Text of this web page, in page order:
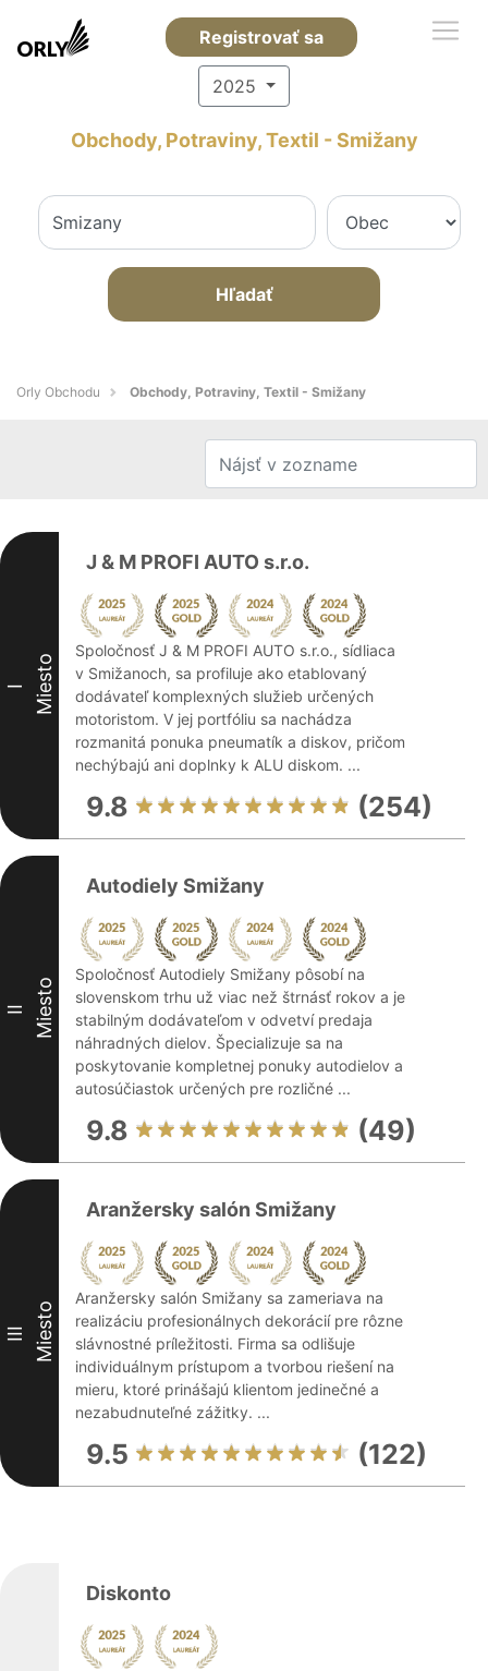
Registrovať sa
2025
Obchody, Potraviny, Textil - Smižany
Hľadať
Orly Obchodu Obchody, Potraviny, Textil - Smižany
I Miesto
J & M PROFI AUTO s.r.o.
Spoločnosť J & M PROFI AUTO s.r.o., sídliaca
v Smižanoch, sa profiluje ako etablovaný
dodávateľ komplexných služieb určených
motoristom. V jej portfóliu sa nachádza
rozmanitá ponuka pneumatík a diskov, pričom
nechýbajú ani doplnky k ALU diskom. ...
9.8 (254)
II Miesto
Autodiely Smižany
Spoločnosť Autodiely Smižany pôsobí na
slovenskom trhu už viac než štrnásť rokov a je
stabilným dodávateľom v odvetví predaja
náhradných dielov. Špecializuje sa na
poskytovanie kompletnej ponuky autodielov a
autosúčiastok určených pre rozličné ...
9.8 (49)
III Miesto
Aranžersky salón Smižany
Aranžersky salón Smižany sa zameriava na
realizáciu profesionálnych dekorácií pre rôzne
slávnostné príležitosti. Firma sa odlišuje
individuálnym prístupom a tvorbou riešení na
mieru, ktoré prinášajú klientom jedinečné a
nezabudnuteľné zážitky. ...
9.5 (122)
Diskonto